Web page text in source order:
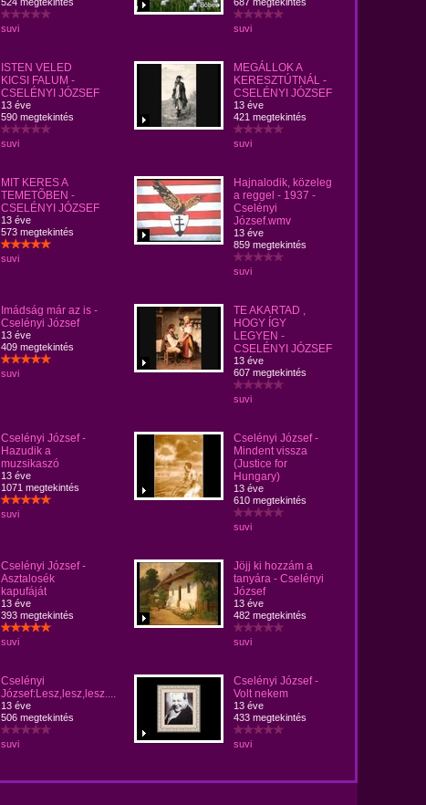
suvi suvi
ISTEN VELED
KICSI FALUM -
CSELÉNYI JÓZSEF
13 éve
590 megtekintés
suvi
MEGÁLLOK A
KERESZTÚTNÁL -
CSELÉNYI JÓZSEF
13 éve
421 megtekintés
suvi
MIT KERES A
TEMETÕBEN -
CSELÉNYI JÓZSEF
13 éve
573 megtekintés
suvi
Hajnalodik, közeleg
a reggel - 1937 -
Cselényi
József.wmv
13 éve
859 megtekintés
suvi
Imádság már az is -
Cselényi József
13 éve
409 megtekintés
suvi
TE AKARTAD ,
HOGY ÍGY
LEGYEN -
CSELÉNYI JÓZSEF
13 éve
607 megtekintés
suvi
Cselényi József -
Hazudik a
muzsikaszó
13 éve
1071 megtekintés
suvi
Cselényi József -
Mindent vissza
(Justice for
Hungary)
13 éve
610 megtekintés
suvi
Cselényi József -
Asztalosék
kapufáját
13 éve
393 megtekintés
suvi
Jöjj ki hozzám a
tanyára - Cselényi
József
13 éve
482 megtekintés
suvi
Cselényi
József:Lesz,lesz,lesz....
13 éve
506 megtekintés
suvi
Cselényi József -
Volt nekem
13 éve
433 megtekintés
suvi